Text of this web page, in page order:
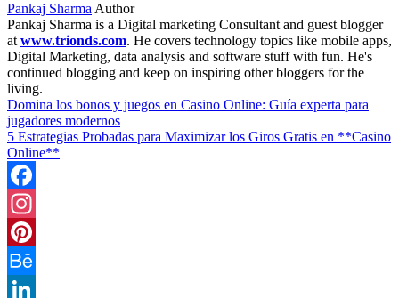
Pankaj Sharma Author
Pankaj Sharma is a Digital marketing Consultant and guest blogger
at www.trionds.com. He covers technology topics like mobile apps,
Digital Marketing, data analysis and software stuff with fun. He's
continued blogging and keep on inspiring other bloggers for the
living.
Domina los bonos y juegos en Casino Online: Guía experta para
jugadores modernos
5 Estrategias Probadas para Maximizar los Giros Gratis en **Casino
Online**
Facebook
Instagram
Pinterest
Behance